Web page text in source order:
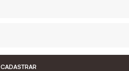
CADASTRAR